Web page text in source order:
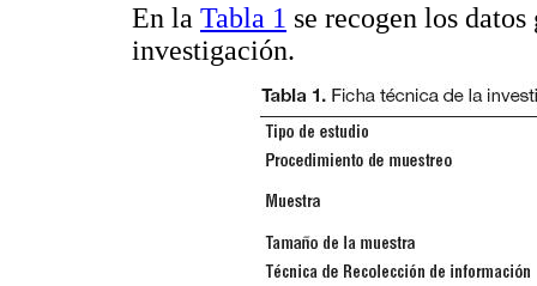
En la Tabla 1 se recogen los
investigación.